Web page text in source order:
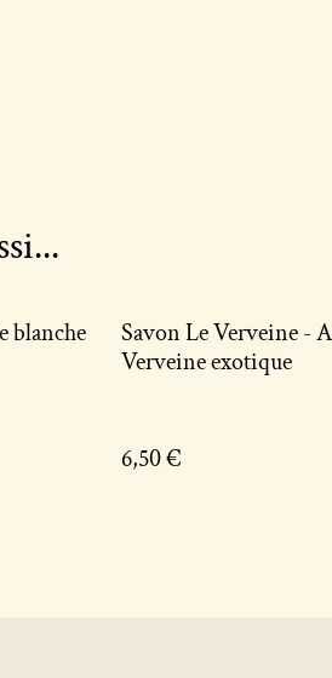
blanche
Savon Le Verveine - Argile verte et
Verveine exotique
6,50 €